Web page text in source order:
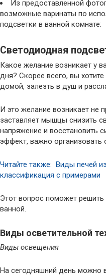
Из предоставленной
возможные варинаты по
подсветки в ванной комнате:
Светодиодная
Какое желание возникает у
дня? Скорее всего, вы
домой, залезть в душ и
И это желание возникает не
заставляет мышцы снизить
напряжение и восстановить
эффект, важно
Читайте также: Виды печей
классификация с примерами
Этот вопрос поможет
ванной.
Виды осветительной
Виды освещения
На сегодняшний день можно